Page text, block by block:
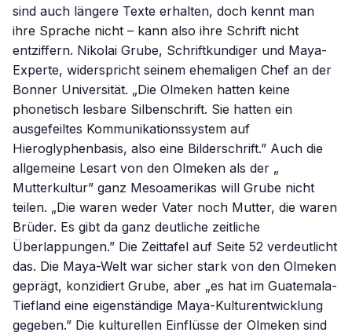
sind auch längere Texte erhalten, doch kennt man
ihre Sprache nicht – kann also ihre Schrift nicht
entziffern. Nikolai Grube, Schriftkundiger und Maya-
Experte, widerspricht seinem ehemaligen Chef an der
Bonner Universität. „Die Olmeken hatten keine
phonetisch lesbare Silbenschrift. Sie hatten ein
ausgefeiltes Kommunikationssystem auf
Hieroglyphenbasis, also eine Bilderschrift.” Auch die
allgemeine Lesart von den Olmeken als der „
Mutterkultur” ganz Mesoamerikas will Grube nicht
teilen. „Die waren weder Vater noch Mutter, die waren
Brüder. Es gibt da ganz deutliche zeitliche
Überlappungen.” Die Zeittafel auf Seite 52 verdeutlicht
das. Die Maya-Welt war sicher stark von den Olmeken
geprägt, konzidiert Grube, aber „es hat im Guatemala-
Tiefland eine eigenständige Maya-Kulturentwicklung
gegeben.” Die kulturellen Einflüsse der Olmeken sind